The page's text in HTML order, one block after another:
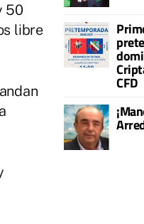
50
libre
CFD